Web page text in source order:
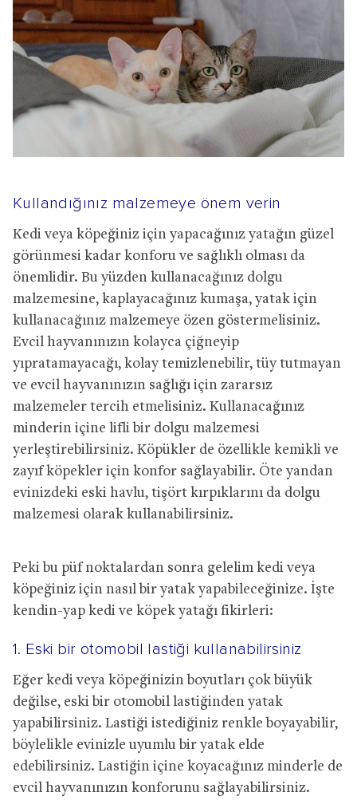
Kullandığınız malzemeye önem verin
Kedi veya köpeğiniz için yapacağınız yatağın güzel
görünmesi kadar konforu ve sağlıklı olması da
önemlidir. Bu yüzden kullanacağınız dolgu
malzemesine, kaplayacağınız kumaşa, yatak için
kullanacağınız malzemeye özen göstermelisiniz.
Evcil hayvanınızın kolayca çiğneyip
yıpratamayacağı, kolay temizlenebilir, tüy tutmayan
ve evcil hayvanınızın sağlığı için zararsız
malzemeler tercih etmelisiniz. Kullanacağınız
minderin içine lifli bir dolgu malzemesi
yerleştirebilirsiniz. Köpükler de özellikle kemikli ve
zayıf köpekler için konfor sağlayabilir. Öte yandan
evinizdeki eski havlu, tişört kırpıklarını da dolgu
malzemesi olarak kullanabilirsiniz.
Peki bu püf noktalardan sonra gelelim kedi veya
köpeğiniz için nasıl bir yatak yapabileceğinize. İşte
kendin-yap kedi ve köpek yatağı fikirleri:
1. Eski bir otomobil lastiği kullanabilirsiniz
Eğer kedi veya köpeğinizin boyutları çok büyük
değilse, eski bir otomobil lastiğinden yatak
yapabilirsiniz. Lastiği istediğiniz renkle boyayabilir,
böylelikle evinizle uyumlu bir yatak elde
edebilirsiniz. Lastiğin içine koyacağınız minderle de
evcil hayvanınızın konforunu sağlayabilirsiniz.